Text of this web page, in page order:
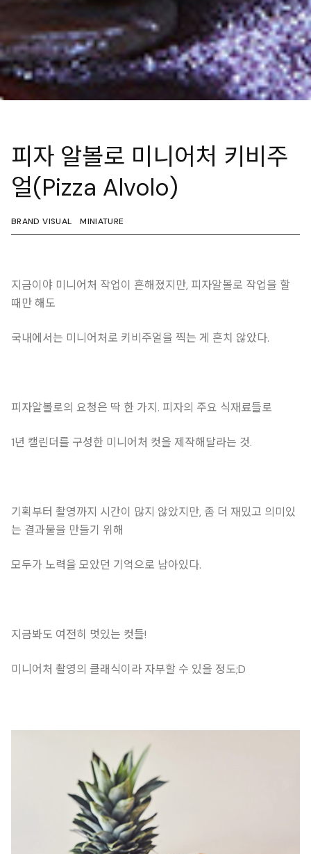
피자 알볼로 미니어처 키비주
얼(Pizza Alvolo)
BRAND VISUAL MINIATURE
지금이야 미니어처 작업이 흔해졌지만, 피자알볼로 작업을 할
때만 해도
국내에서는 미니어처로 키비주얼을 찍는 게 흔치 않았다.
피자알볼로의 요청은 딱 한 가지. 피자의 주요 식재료들로
1년 캘린더를 구성한 미니어처 컷을 제작해달라는 것.
기획부터 촬영까지 시간이 많지 않았지만, 좀 더 재밌고 의미있
는 결과물을 만들기 위해
모두가 노력을 모았던 기억으로 남아있다.
지금봐도 여전히 멋있는 컷들!
미니어처 촬영의 클래식이라 자부할 수 있을 정도;D